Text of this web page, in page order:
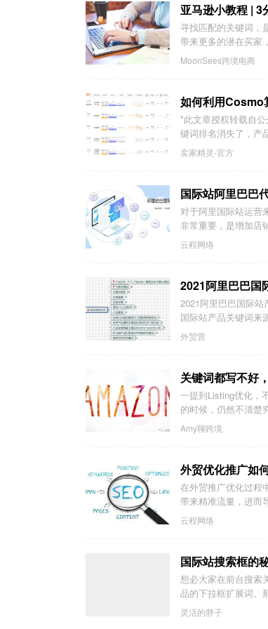
亚马逊小教程 | 3
寻找匹配的关键词，
带来更多的潜在买家
MoonSees跨境电商
如何利用Cosmo
*此文章授权转载自
键词排名消失了，产
卖家精灵-官方
国际站阿里巴巴
对于阿里国际站运营
非常重要，是增加店
云程网络
2021阿里巴巴国
2021阿里巴巴国际
国际站产品关键词来
外贸营
关键词都写不好
一提到Listing优化，
的时候，仍然不清楚
Amy聊跨境
外贸优化推广如
在外贸推广优化过程
带来精准流量，进而
云程网络
国际站搜索框的
想必大家在前台搜索
品的下拉框扩展词。
灵活的胖子